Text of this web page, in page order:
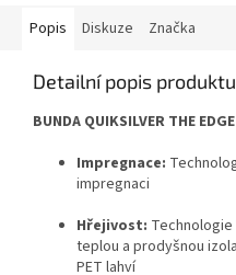
Popis Diskuze Značka
Detailní popis produktu
BUNDA QUIKSILVER THE
Impregnace:
impregnaci
Hřejivost: Technologie
teplou a prodyšnou
PET lahví